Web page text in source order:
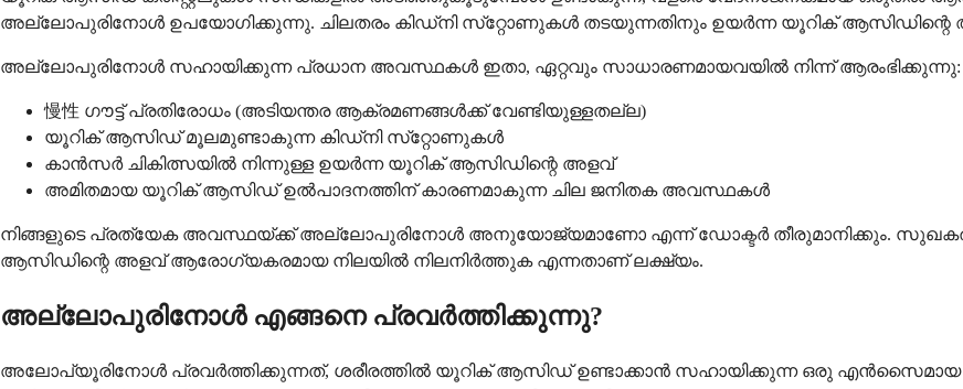
അല്ലോപുരിനോൾ ഉപയോഗിക്കുന്നു. ചിലതരം കിഡ്‌നി സ്‌റ്റോണുകൾ തടയുന്നതിനും ഉയർന്ന യൂറിക് ആസിഡിന്റെ
അല്ലോപുരിനോൾ സഹായിക്കുന്ന പ്രധാന അവസ്ഥകൾ ഇതാ, ഏറ്റവും സാധാരണമായവയിൽ നിന്ന് ആരംഭിക്കുന്നു:
慢性 ഗൗട്ട് പ്രതിരോധം (അടിയന്തര ആക്രമണങ്ങൾക്ക് വേണ്ടിയുള്ളതല്ല)
യൂറിക് ആസിഡ് മൂലമുണ്ടാകുന്ന കിഡ്‌നി സ്‌റ്റോണുകൾ
കാൻസർ ചികിത്സയിൽ നിന്നുള്ള ഉയർന്ന യൂറിക് ആസിഡിന്റെ അളവ്
അമിതമായ യൂറിക് ആസിഡ് ഉൽപാദനത്തിന് കാരണമാകുന്ന ചില ജനിതക അവസ്ഥകൾ
നിങ്ങളുടെ പ്രത്യേക അവസ്ഥയ്ക്ക് അല്ലോപുരിനോൾ അനുയോജ്യമാണോ എന്ന് ഡോക്ടർ തീരുമാനിക്കും.
ആസിഡിന്റെ അളവ് ആരോഗ്യകരമായ നിലയിൽ നിലനിർത്തുക എന്നതാണ് ലക്ഷ്യം.
അല്ലോപുരിനോൾ എങ്ങനെ പ്രവർത്തിക്കുന്നു?
അലോപ്യൂരിനോൾ പ്രവർത്തിക്കുന്നത്, ശരീരത്തിൽ യൂറിക് ആസിഡ് ഉണ്ടാക്കാൻ സഹായിക്കുന്ന ഒരു